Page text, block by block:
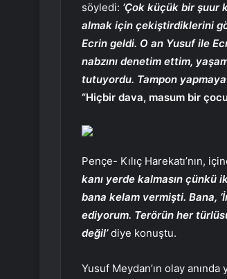
söyledi: ‘Çok küçük bir şuur
almak için çekiştirdiklerini
Ecrin geldi. O an Yusuf ile
nabzını denetim ettim,
tutuyordu. Tampon yapmaya
“Hiçbir dava, masum bir
Pençe- Kılıç Harekatı’nın,
kanı yerde kalmasın çünkü
bana kelam vermişti. Bana,
ediyorum. Terörün her
değil’diye konuştu.
Yusuf Meydan’ın olay